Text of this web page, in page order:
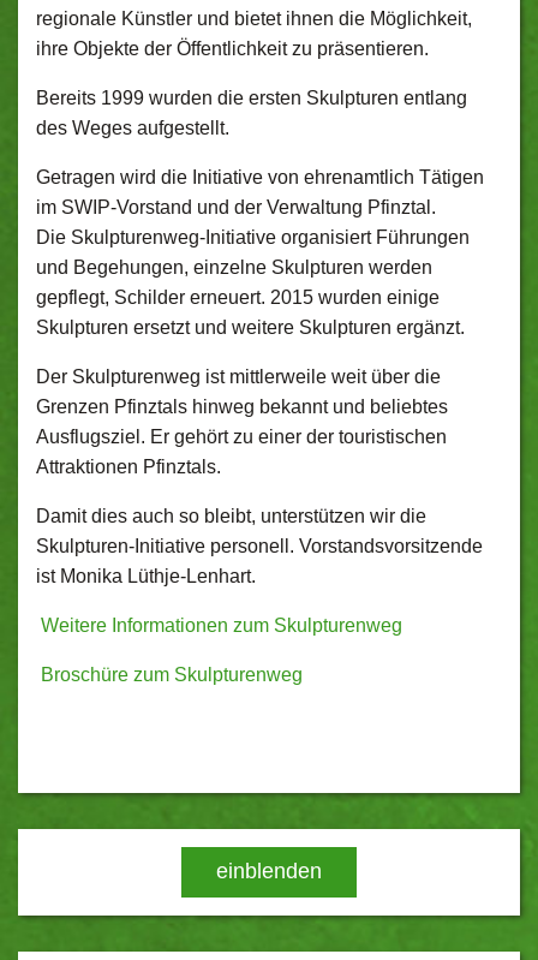
regionale Künstler und bietet ihnen die Möglichkeit,
ihre Objekte der Öffentlichkeit zu präsentieren.
Bereits 1999 wurden die ersten Skulpturen entlang
des Weges aufgestellt.
Getragen wird die Initiative von ehrenamtlich Tätigen
im SWIP-Vorstand und der Verwaltung Pfinztal.
Die Skulpturenweg-Initiative organisiert Führungen
und Begehungen, einzelne Skulpturen werden
gepflegt, Schilder erneuert. 2015 wurden einige
Skulpturen ersetzt und weitere Skulpturen ergänzt.
Der Skulpturenweg ist mittlerweile weit über die
Grenzen Pfinztals hinweg bekannt und beliebtes
Ausflugsziel. Er gehört zu einer der touristischen
Attraktionen Pfinztals.
Damit dies auch so bleibt, unterstützen wir die
Skulpturen-Initiative personell. Vorstandsvorsitzende
ist Monika Lüthje-Lenhart.
Weitere Informationen zum Skulpturenweg
Broschüre zum Skulpturenweg
einblenden